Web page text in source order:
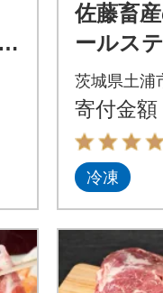
佐藤畜
ールス
ト
茨城県土浦
寄付金額
冷凍